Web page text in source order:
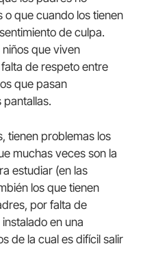
o que cuando los tienen
de culpa.
que viven
de respeto entre
que pasan
tienen problemas los
muchas veces son la
estudiar (en las
los que tienen
por falta de
en una
de la cual es difícil salir